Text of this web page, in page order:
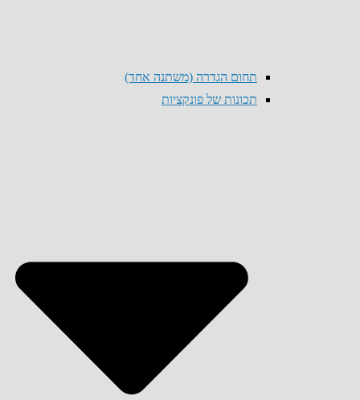
תחום הגדרה (משתנה אחד)
תכונות של פונקציות